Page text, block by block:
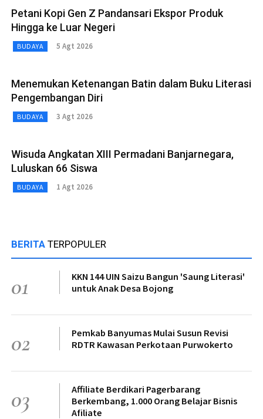
Petani Kopi Gen Z Pandansari Ekspor Produk
Hingga ke Luar Negeri
BUDAYA 5 Agt 2026
Menemukan Ketenangan Batin dalam Buku Literasi
Pengembangan Diri
BUDAYA 3 Agt 2026
Wisuda Angkatan XIII Permadani Banjarnegara,
Luluskan 66 Siswa
BUDAYA 1 Agt 2026
BERITA TERPOPULER
01
KKN 144 UIN Saizu Bangun 'Saung Literasi'
untuk Anak Desa Bojong
02
Pemkab Banyumas Mulai Susun Revisi
RDTR Kawasan Perkotaan Purwokerto
03
Affiliate Berdikari Pagerbarang
Berkembang, 1.000 Orang Belajar Bisnis
Afiliate